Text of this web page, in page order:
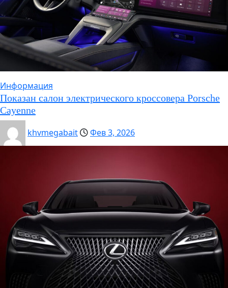
Информация
Показан салон электрического кроссовера Porsche
Cayenne
khvmegabait
Фев 3, 2026